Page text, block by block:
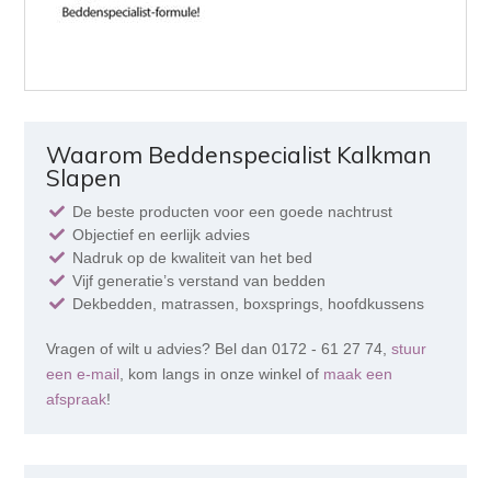
Waarom Beddenspecialist Kalkman
Slapen
De beste producten voor een goede nachtrust
Objectief en eerlijk advies
Nadruk op de kwaliteit van het bed
Vijf generatie’s verstand van bedden
Dekbedden, matrassen, boxsprings, hoofdkussens
Vragen of wilt u advies? Bel dan 0172 - 61 27 74,stuur
een e-mail , kom langs in onze winkel of maak een
afspraak!